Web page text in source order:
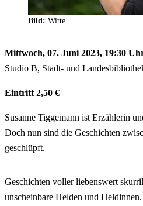
Bild: Witte
Mittwoch, 07. Juni 2023, 19:30
Studio B, Stadt- und
Eintritt 2,50 €
Susanne Tiggemann ist Erzählerin
Doch nun sind die Geschichten
geschlüpft.
Geschichten voller liebenswert
unscheinbare Helden und